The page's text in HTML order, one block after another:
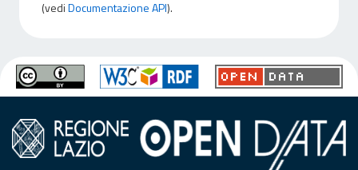
(vediDocumentazione API).